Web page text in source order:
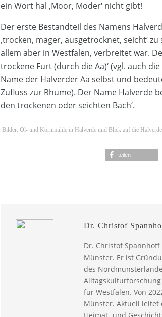
ein Wort hal ‚Moor, Moder‘ nicht gibt!
Der erste Bestandteil des Namens
‚trocken, mager, ausgetrocknet, seicht‘
allem aber in Westfalen, verbreitet war.
trockene Furt (durch die Aa)‘ (vgl. auch
Name der Halverder Aa selbst und
Zufluss zur Rhume). Der Name Halverde
den trockenen oder seichten Bach‘.
Bilder: Öl- und Kornmühle in Halverde und Blick auf die
teilen
Dr. Christof
Dr. Christof
Münster. Er ist
des
für Westfalen. Von
Münster. Aktuell leitet
Heimat- und